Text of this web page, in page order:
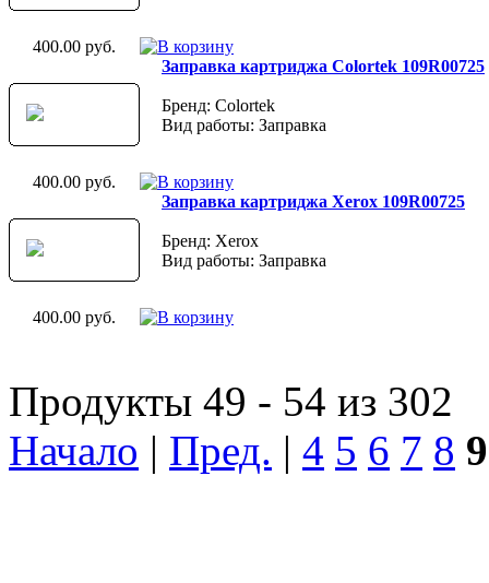
400.00 руб.
Заправка картриджа Colortek 109R00725
Бренд: Colortek
Вид работы: Заправка
400.00 руб.
Заправка картриджа Xerox 109R00725
Бренд: Xerox
Вид работы: Заправка
400.00 руб.
Продукты 49 - 54 из 302
Начало | Пред. | 4 5 6 7 8 9